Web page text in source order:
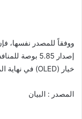
إصدار 5.85
خيار (OLED) في نهاية المطاف.
المصدر : البيان